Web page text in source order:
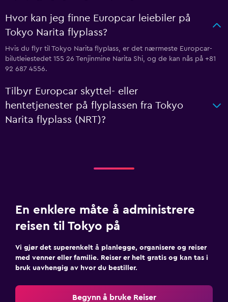
Hvor kan jeg finne Europcar leiebiler på
Tokyo Narita flyplass?
Hvis du flyr til Tokyo Narita flyplass, er det nærmeste Europcar-
bilutleiestedet 155 26 Tenjinmine Narita Shi, og de kan nås på +81
92 687 4556.
Tilbyr Europcar skyttel- eller
hentetjenester på flyplassen fra Tokyo
Narita flyplass (NRT)?
En enklere måte å administrere
reisen til Tokyo på
Vi gjør det superenkelt å planlegge, organisere og reiser
med venner eller familie. Reiser er helt gratis og kan tas i
bruk uavhengig av hvor du bestiller.
Begynn å bruke Reiser